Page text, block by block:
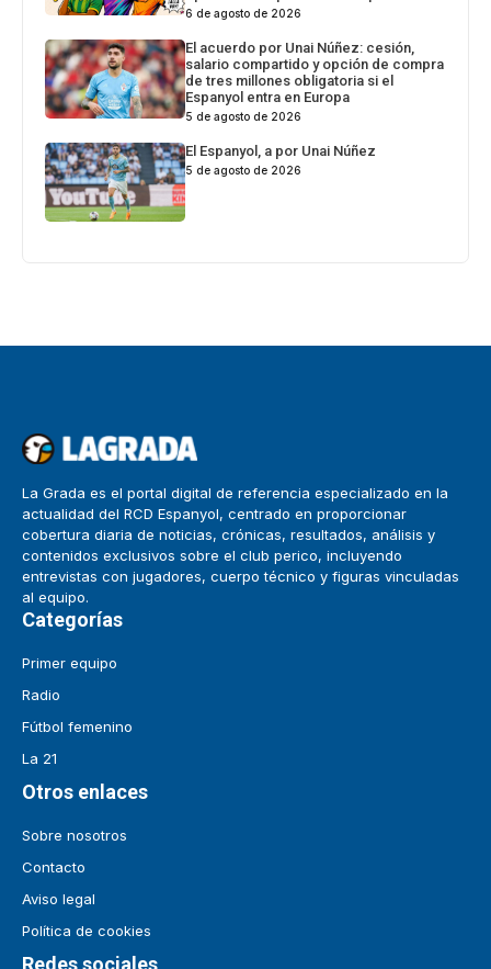
6 de agosto de 2026
El acuerdo por Unai Núñez: cesión,
salario compartido y opción de compra
de tres millones obligatoria si el
Espanyol entra en Europa
5 de agosto de 2026
El Espanyol, a por Unai Núñez
5 de agosto de 2026
La Grada es el portal digital de referencia especializado en la
actualidad del RCD Espanyol, centrado en proporcionar
cobertura diaria de noticias, crónicas, resultados, análisis y
contenidos exclusivos sobre el club perico, incluyendo
entrevistas con jugadores, cuerpo técnico y figuras vinculadas
al equipo.
Categorías
Primer equipo
Radio
Fútbol femenino
La 21
Otros enlaces
Sobre nosotros
Contacto
Aviso legal
Política de cookies